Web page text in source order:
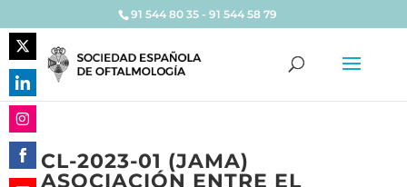
91 544 80 35 - 91 544 58 79
CL-2023-01 (JAMA)
ASOCIACIÓN ENTRE EL
Share
on
Twitter
Share
on
LinkedIn
Share
on
Instagram
Share